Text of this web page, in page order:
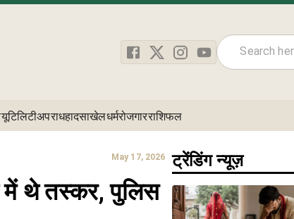
यूटिलिटीअपराधहादसाखेलधर्मरोजगारराशिफल
May 17, 2026
में थे तस्कर, पुलिस
ट्रेंडिंग न्यूज़